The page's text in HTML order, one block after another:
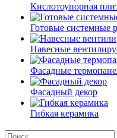
Кислотоупорная
Готовые системные
Навесные
Фасадные
Фасадный декор
Гибкая керамика